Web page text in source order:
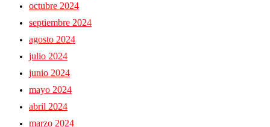
octubre 2024
septiembre 2024
agosto 2024
julio 2024
junio 2024
mayo 2024
abril 2024
marzo 2024